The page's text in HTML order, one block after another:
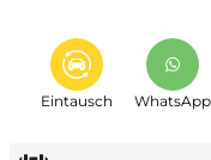
Eintausch WhatsApp